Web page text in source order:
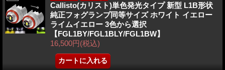
Callisto(カリスト)単色発光タイプ 新型 L1B形状
純正フォグランプ同等サイズ ホワイト イエロー
ライムイエロー 3色から選択
【FGL1BY/FGL1BLY/FGL1BW】
16,500円(税込)